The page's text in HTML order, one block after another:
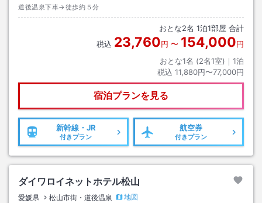
道後温泉下車→徒歩約５分
おとな2名 1泊1部屋 合計
税込 23,760円 〜 154,000円
おとな1名 (2名1室)｜ 1泊
税込 11,880円〜77,000円
宿泊プランを見る
新幹線・JR
付きプラン
航空券
付きプラン
ダイワロイネットホテル松山
愛媛県 松山市街・道後温泉
地図